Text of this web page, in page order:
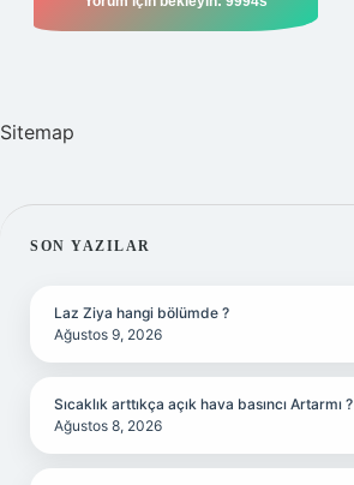
Sitemap
SIDEBAR
SON YAZILAR
Laz Ziya hangi bölümde ?
Ağustos 9, 2026
Sıcaklık arttıkça açık hava basıncı Artarmı ?
Ağustos 8, 2026